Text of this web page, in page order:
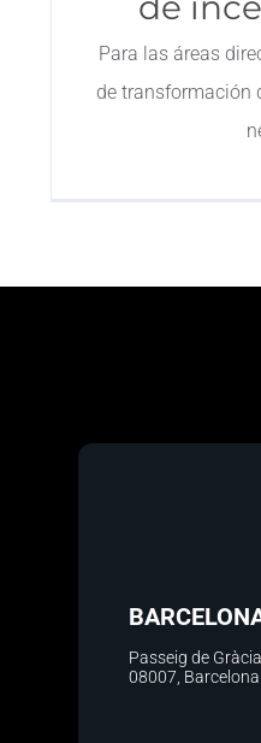
Para las áreas
de transformación
Passeig de
08007, Barcelona